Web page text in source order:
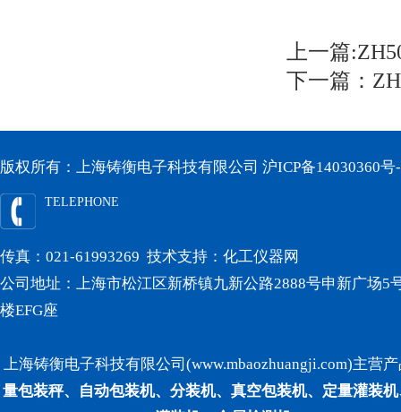
上一篇:
下一篇：
版权所有：上海铸衡电子科技有限公司 沪ICP备14030360号
TELEPHONE
传真：021-61993269 技术支持： 化工仪器网
公司地址：上海市松江区新桥镇九新公路2888号申新广场5
楼EFG座
上海铸衡电子科技有限公司(www.mbaozhuangji.com)主营
量包装秤、自动包装机、分装机、真空包装机、定量灌装